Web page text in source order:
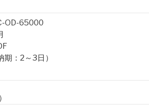
OD-65000
期：2～3日）